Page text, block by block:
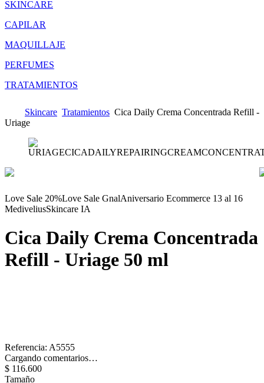
SKINCARE
CAPILAR
MAQUILLAJE
PERFUMES
TRATAMIENTOS
Skincare Tratamientos Cica Daily Crema Concentrada Refill -
Uriage
Love Sale 20%Love Sale GnalAniversario Ecommerce 13 al 16
MediveliusSkincare IA
Cica Daily Crema Concentrada
Refill - Uriage 50 ml
Referencia: A5555
Cargando comentarios…
$ 116.600
Tamaño